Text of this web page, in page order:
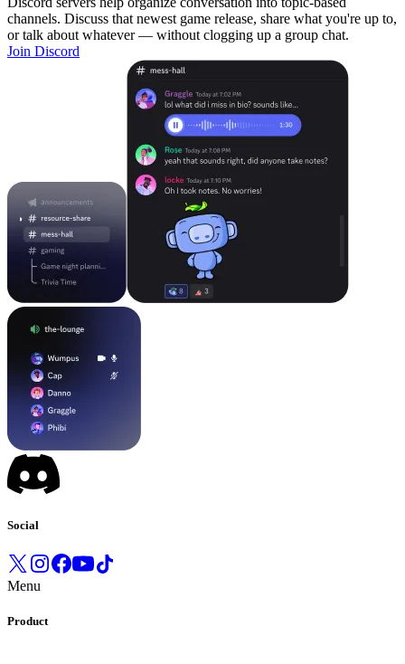
channels. Discuss that newest game release, share what you're up to,
or talk about whatever — without clogging up a group chat.
Join Discord
Social
Menu
Product